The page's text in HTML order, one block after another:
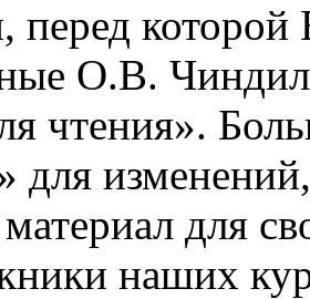
перед
О.В.
чтения».
для
материал для
наших